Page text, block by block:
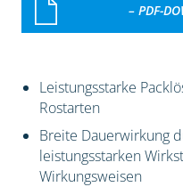
– PDF-
Leistungsstarke
Rostarten
Breite Dauerwirkung
leistungsstarken
Wirkungsweisen